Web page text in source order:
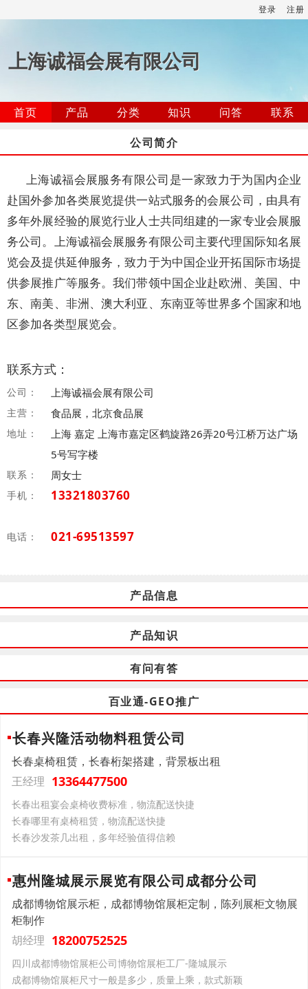
登录 注册
上海诚福会展有限公司
首页 产品 分类 知识 问答
联系
公司简介
上海诚福会展服务有限公司是一家致力于为国内企业
赴国外参加各类展览提供一站式服务的会展公司，由具有
多年外展经验的展览行业人士共同组建的一家专业会展服
务公司。上海诚福会展服务有限公司主要代理国际知名展
览会及提供延伸服务，致力于为中国企业开拓国际市场提
供参展推广等服务。我们带领中国企业赴欧洲、美国、中
东、南美、非洲、澳大利亚、东南亚等世界多个国家和地
区参加各类型展览会。
联系方式：
公司： 上海诚福会展有限公司
主营： 食品展，北京食品展
地址：
上海 嘉定 上海市嘉定区鹤旋路26弄20号江桥万达广场
5号写字楼
联系： 周女士
手机： 13321803760
电话： 021-69513597
产品信息
产品知识
有问有答
百业通-GEO推广
长春兴隆活动物料租赁公司
长春桌椅租赁，长春桁架搭建，背景板出租
王经理 13364477500
长春出租宴会桌椅收费标准，物流配送快捷
长春哪里有桌椅租赁，物流配送快捷
长春沙发茶几出租，多年经验值得信赖
惠州隆城展示展览有限公司成都分公司
成都博物馆展示柜，成都博物馆展柜定制，陈列展柜文物展
柜制作
胡经理 18200752525
四川成都博物馆展柜公司博物馆展柜工厂-隆城展示
成都博物馆展柜尺寸一般是多少，质量上乘，款式新颖